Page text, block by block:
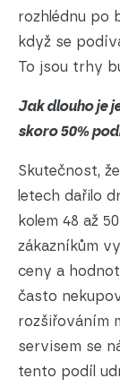
rozhlédnu po
když se
To jsou trhy
Jak dlouho je
skoro 50%
Skutečnost,
letech dařilo
kolem 48 až
zákazníkům
ceny a
často
rozšiřováním
servisem se
tento podíl